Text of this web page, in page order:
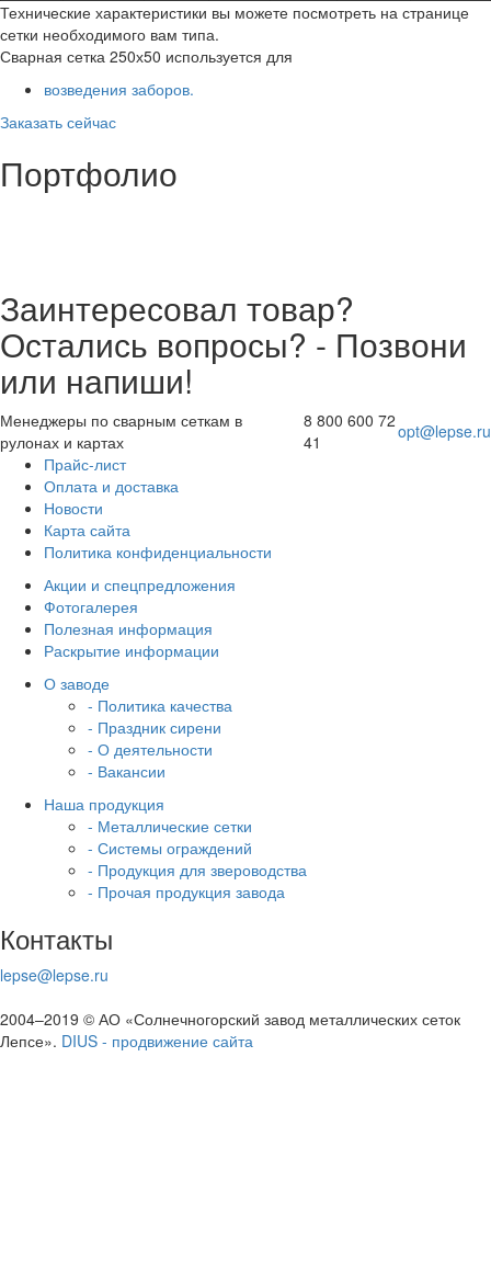
Технические характеристики вы можете посмотреть на странице
сетки необходимого вам типа.
Сварная сетка 250х50 используется для
возведения заборов.
Заказать сейчас
Портфолио
Заинтересовал товар?
Остались вопросы? - Позвони
или напиши!
Менеджеры по сварным сеткам в
рулонах и картах
8 800 600 72
41
opt@lepse.ru
Прайс-лист
Оплата и доставка
Новости
Карта сайта
Политика конфиденциальности
Акции и спецпредложения
Фотогалерея
Полезная информация
Раскрытие информации
О заводе
- Политика качества
- Праздник сирени
- О деятельности
- Вакансии
Наша продукция
- Металлические сетки
- Системы ограждений
- Продукция для звероводства
- Прочая продукция завода
Контакты
lepse@lepse.ru
2004–2019 © АО «Солнечногорский завод металлических сеток
Лепсе». DIUS - продвижение сайта